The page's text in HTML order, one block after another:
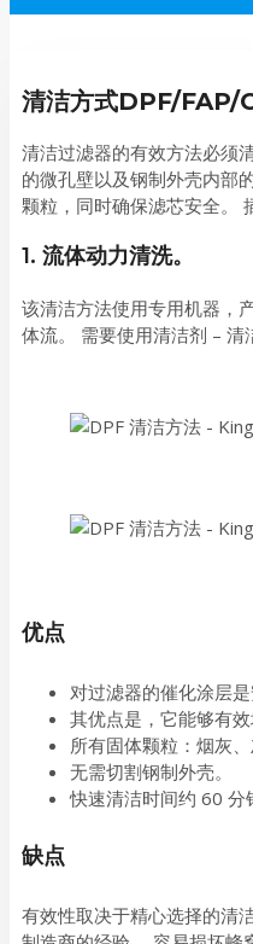
清洁方式DPF/FAP/
清洁过滤器的有效方法必须
的微孔壁以及钢制外壳内部
颗粒，同时确保滤芯安全。
1. 流体动力清洗。
该清洁方法使用专用机器，
体流。 需要使用清洁剂 – 清
优点
对过滤器的催化涂层
其优点是，它能够有
所有固体颗粒：烟灰
无需切割钢制外壳。
快速清洁时间约 60 分
缺点
有效性取决于精心选择的清